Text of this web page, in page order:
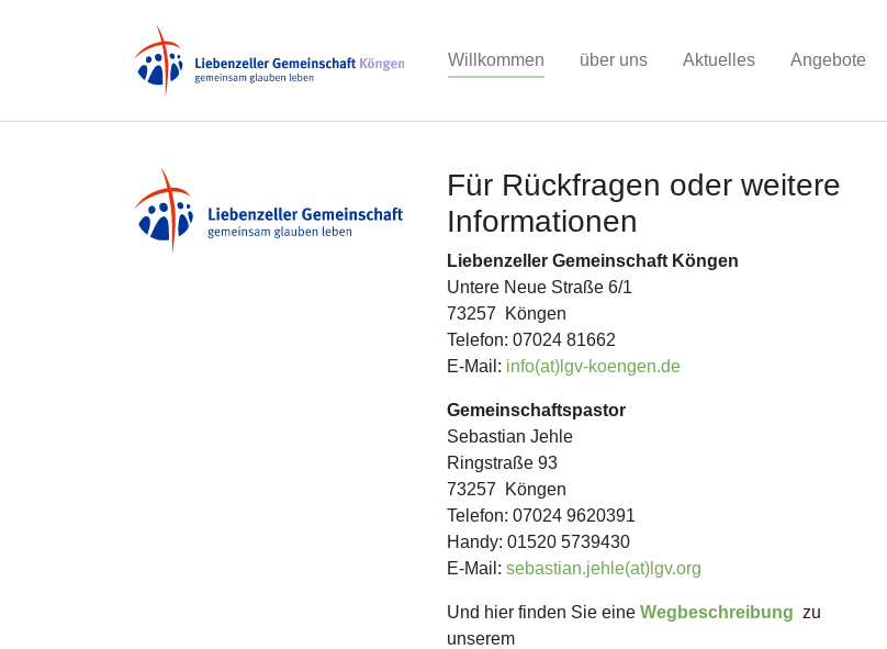
Willkommen über uns Aktuelles Angebote
Für Rückfragen oder weitere
Informationen
Liebenzeller Gemeinschaft Köngen
Untere Neue Straße 6/1
73257 Köngen
Telefon: 07024 81662
E-Mail: info(at)lgv-koengen.de
Gemeinschaftspastor
Sebastian Jehle
Ringstraße 93
73257 Köngen
Telefon: 07024 9620391
Handy: 01520 5739430
E-Mail: sebastian.jehle(at)lgv.org
Und hier finden Sie eine Wegbeschreibung zu
unserem